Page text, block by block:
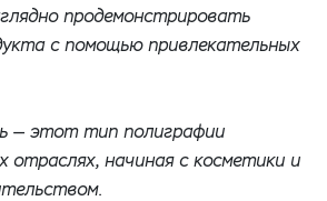
продемонстрировать
с помощью привлекательных
— этот тип полиграфии
отраслях, начиная с косметики и